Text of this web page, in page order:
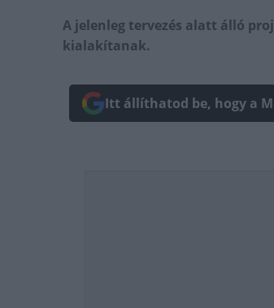
A jelenleg tervezés alatt álló
kialakítanak.
Itt állíthatod be, hogy a